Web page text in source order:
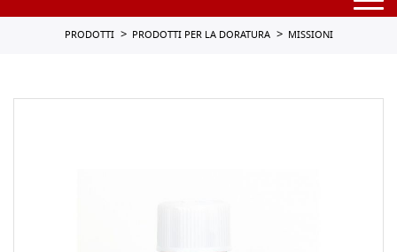
PRODOTTI PRODOTTI PER LA DORATURA MISSIONI